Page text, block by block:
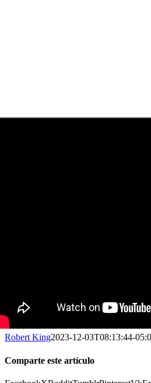
Robert King2023-12-03T08:13:44-
Comparte este artículo